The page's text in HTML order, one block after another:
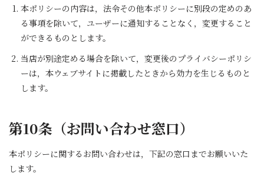
本ポリシーの内容は，法令その他本ポリシーに別段の定めのあ
る事項を除いて，ユーザーに通知することなく，変更すること
ができるものとします。
当店が別途定める場合を除いて，変更後のプライバシーポリシ
ーは，本ウェブサイトに掲載したときから効力を生じるものと
します。
第10条（お問い合わせ窓口）
本ポリシーに関するお問い合わせは，下記の窓口までお願いいた
します。